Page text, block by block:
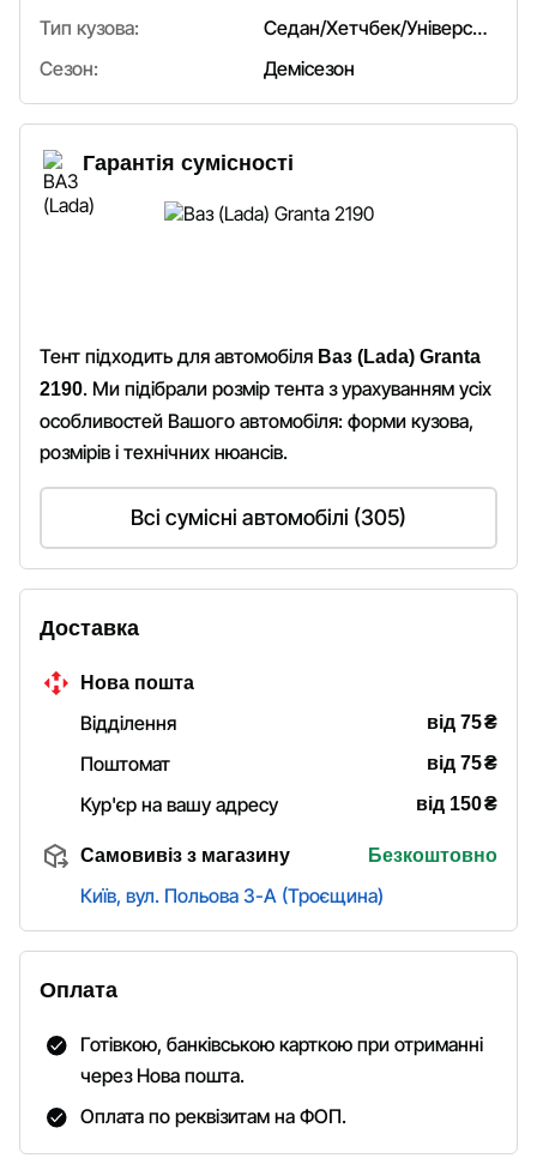
Тип кузова:
Седан/Хетчбек/Універсал
Сезон:
Демісезон
Гарантія сумісності
Тент підходить для автомобіля Ваз (Lada) Granta
2190. Ми підібрали розмір тента з урахуванням усіх
особливостей Вашого автомобіля: форми кузова,
розмірів і технічних нюансів.
Всі сумісні автомобілі (305)
Доставка
Нова пошта
Відділення від 75₴
Поштомат
від 75₴
Кур'єр на вашу адресу
від 150₴
Самовивіз з магазину Безкоштовно
Київ, вул. Польова 3-А (Троєщина)
Оплата
Готівкою, банківською карткою при отриманні
через Нова пошта.
Оплата по реквізитам на ФОП.